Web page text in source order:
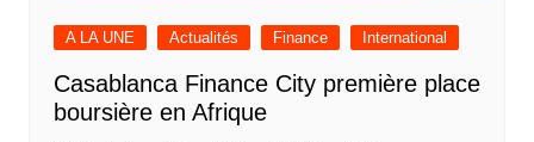
A LA UNE Actualités Finance International
Casablanca Finance City première place
boursière en Afrique